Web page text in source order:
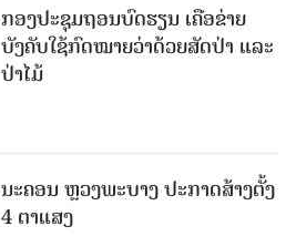
ກອງປະຊຸມຖອນບົດຮຽນ ເຄືອຂ່າຍ
ບັງຄັບໃຊ້ກົດໝາຍວ່າດ້ວຍສັດປ່າ ແລະ
ປ່າໄມ້
ນະຄອນ ຫຼວງພະບາງ ປະ​ກາດ​ສ້າງ​ຕັ້ງ
4 ຕາແສງ